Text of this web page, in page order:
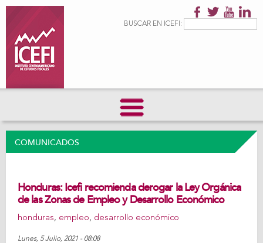
principalFormulario de
BUSCAR EN ICEFI:
COMUNICADOS
Honduras: Icefi recomienda derogar la Ley Orgánica
de las Zonas de Empleo y Desarrollo Económico
honduras, empleo, desarrollo económico
Lunes, 5 Julio, 2021 - 08:08